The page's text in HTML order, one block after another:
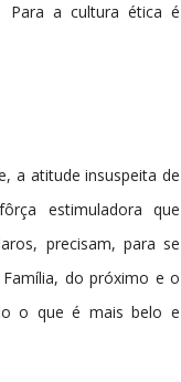
Para a cultura ética é
a atitude insuspeita de
estimuladora que
precisam, para se
do próximo e o
o que é mais belo e